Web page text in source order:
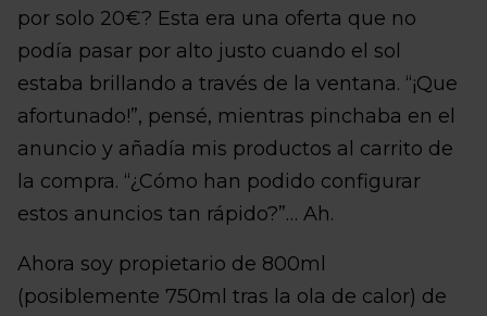
por solo 20€? Esta era una oferta que no
podía pasar por alto justo cuando el sol
estaba brillando a través de la ventana. “¡Que
afortunado!”, pensé, mientras pinchaba en el
anuncio y añadía mis productos al carrito de
la compra. “¿Cómo han podido configurar
estos anuncios tan rápido?”… Ah.
Ahora soy propietario de 800ml
(posiblemente 750ml tras la ola de calor) de